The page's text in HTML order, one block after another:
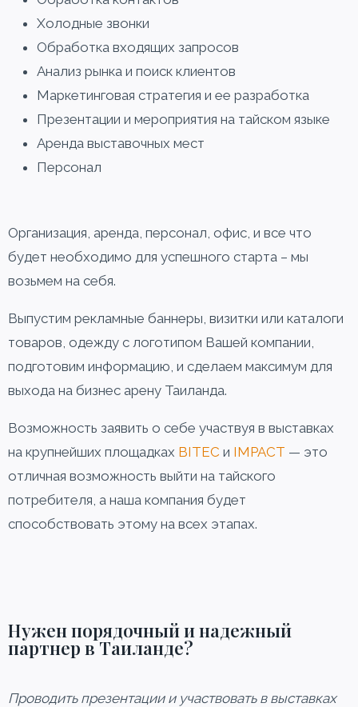
Холодные звонки
Обработка входящих запросов
Анализ рынка и поиск клиентов
Маркетинговая стратегия и ее разработка
Презентации и мероприятия на тайском языке
Аренда выставочных мест
Персонал
Организация, аренда, персонал, офис, и все что
будет необходимо для успешного старта – мы
возьмем на себя.
Выпустим рекламные баннеры, визитки или каталоги
товаров, одежду с логотипом Вашей компании,
подготовим информацию, и сделаем максимум для
выхода на бизнес арену Таиланда.
Возможность заявить о себе участвуя в выставках
на крупнейших площадках BITEC и IMPACT — это
отличная возможность выйти на тайского
потребителя, а наша компания будет
способствовать этому на всех этапах.
Нужен порядочный и надежный
партнер в Таиланде?
Проводить презентации и участвовать в выставках